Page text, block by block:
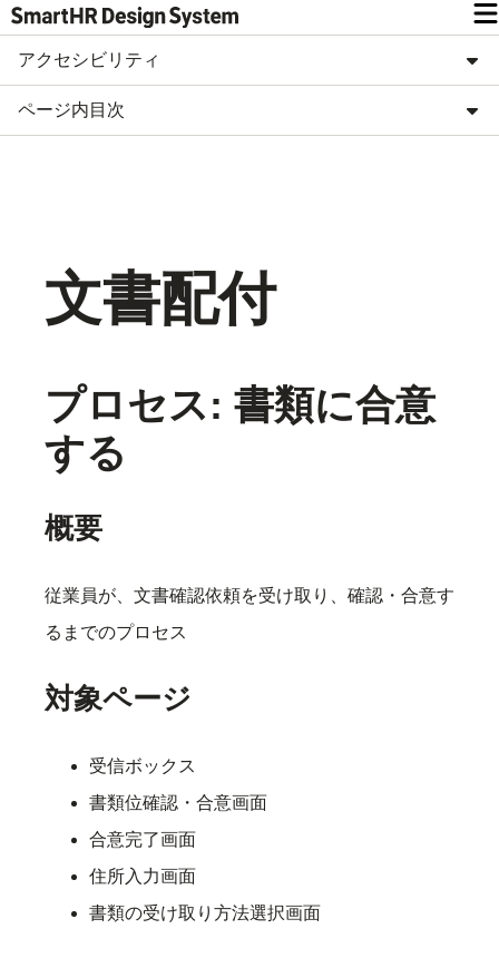
アクセシビリティ
ページ内目次
文書配付
プロセス: 書類に合意
する
概要
従業員が、文書確認依頼を受け取り、確認・合意す
るまでのプロセス
対象ページ
受信ボックス
書類位確認・合意画面
合意完了画面
住所入力画面
書類の受け取り方法選択画面